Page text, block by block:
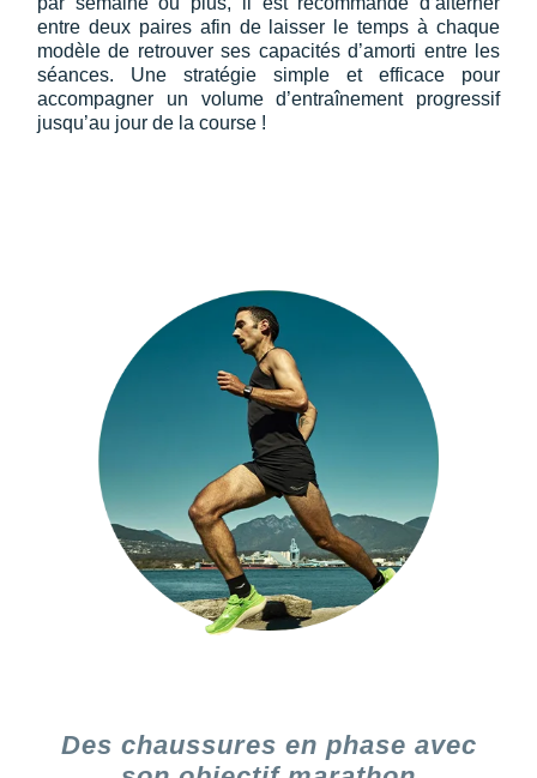
entre deux paires afin de laisser le temps à chaque
modèle de retrouver ses capacités d’amorti entre les
séances. Une stratégie simple et efficace pour
accompagner un volume d’entraînement progressif
jusqu’au jour de la course !
Des chaussures en phase avec